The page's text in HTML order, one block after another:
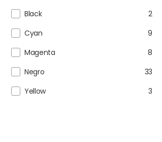
Black
2
Cyan
9
Magenta
8
Negro
33
Yellow
3